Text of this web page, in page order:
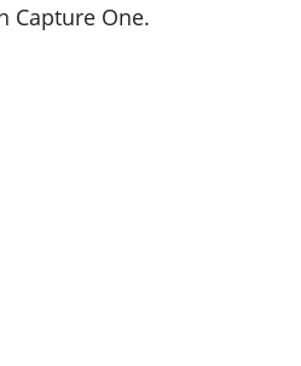
Capture One.